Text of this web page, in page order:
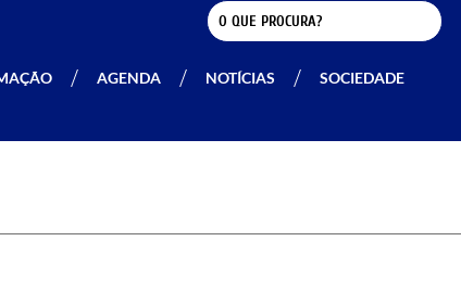
AGENDA NOTÍCIAS SOCIEDADE